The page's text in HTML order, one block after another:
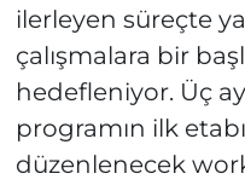
ilerleyen süreçte
çalışmalara bir
hedefleniyor. Üç
programın ilk
düzenlenecek